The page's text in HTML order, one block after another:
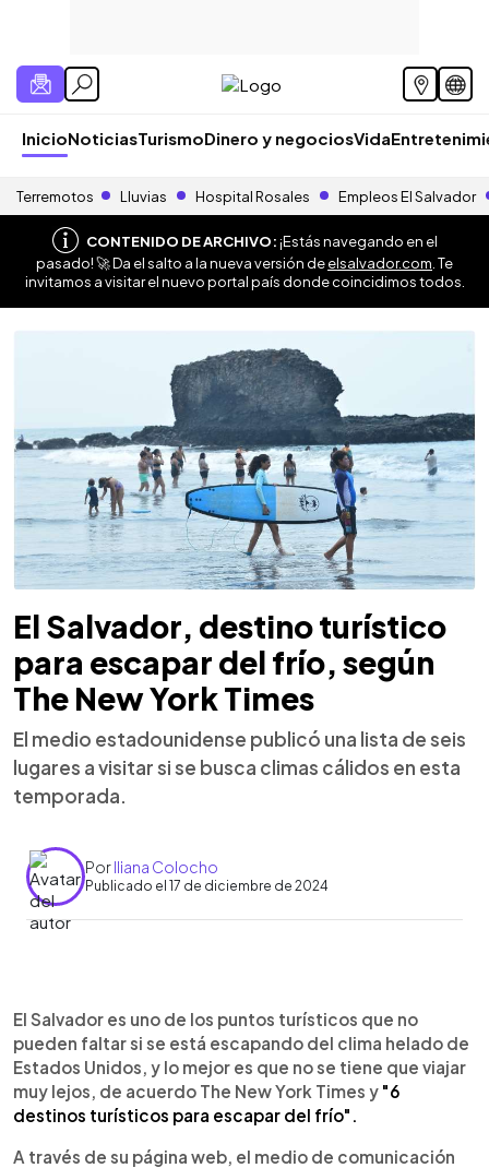
InicioNoticiasTurismoDinero y negociosVida
Terremotos Lluvias Hospital Rosales Empleos El Salvador
CONTENIDO DE ARCHIVO:¡Estás navegando en el
pasado! 🚀 Da el salto a la nueva versión deelsalvador.com . Te
invitamos a visitar el nuevo portal país donde coincidimos todos.
El Salvador, destino turístico
para escapar del frío, según
The New York Times
El medio estadounidense publicó una lista de seis
lugares a visitar si se busca climas cálidos en esta
temporada.
PorIliana Colocho
Publicado el 17 de diciembre de 2024
Escuchar artículo
El Salvador es uno de los puntos turísticos que no
pueden faltar si se está escapando del clima helado de
Estados Unidos, y lo mejor es que no se tiene que viajar
muy lejos, de acuerdo The New York Times y "6
destinos turísticos para escapar del frío".
A través de su página web, el medio de comunicación